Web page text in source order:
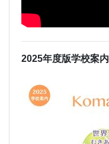
2025年度版学校案内